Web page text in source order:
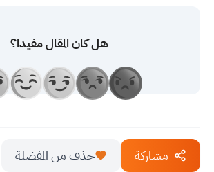
هل كان المقال مفيدا؟
مشاركة حذف من المفضلة